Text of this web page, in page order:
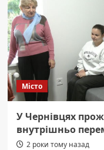
нас
це
катастрофічний
дефіцит”
Місто
У Чернівцях
внутрішньо
2 роки тому назад